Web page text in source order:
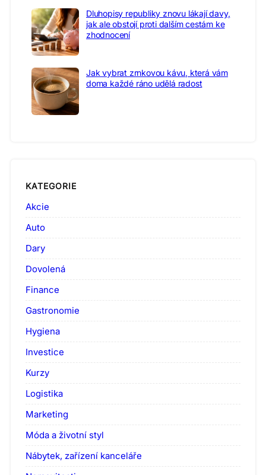
Dluhopisy republiky znovu lákají davy,
jak ale obstojí proti dalším cestám ke
zhodnocení
Jak vybrat zrnkovou kávu, která vám
doma každé ráno udělá radost
KATEGORIE
Akcie
Auto
Dary
Dovolená
Finance
Gastronomie
Hygiena
Investice
Kurzy
Logistika
Marketing
Móda a životní styl
Nábytek, zařízení kanceláře